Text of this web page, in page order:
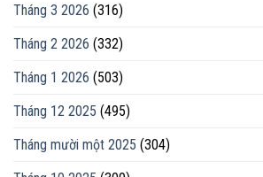
Tháng 3 2026 (316)
Tháng 2 2026 (332)
Tháng 1 2026 (503)
Tháng 12 2025 (495)
Tháng mười một 2025 (304)